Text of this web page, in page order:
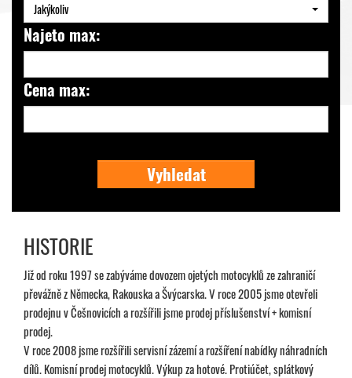
Jakýkoliv
Najeto max:
Cena max:
Vyhledat
HISTORIE
Již od roku 1997 se zabýváme dovozem ojetých motocyklů ze zahraničí
převážně z Německa, Rakouska a Švýcarska. V roce 2005 jsme otevřeli
prodejnu v Češnovicích a rozšířili jsme prodej příslušenství + komisní
prodej.
V roce 2008 jsme rozšířili servisní zázemí a rozšíření nabídky náhradních
dílů. Komisní prodej motocyklů. Výkup za hotové. Protiúčet, splátkový